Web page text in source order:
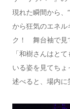
現れた瞬間から
から狂気のエネ
ク！ 舞台袖で見
「和樹さんはと
いる姿を見てち
述べると、場内に